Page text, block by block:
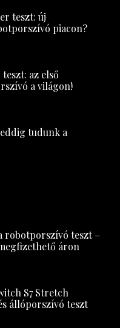
teszt: új
piacon?
az első
a világon!
tudunk a
robotporszívó teszt –
áron
S7 Stretch
állóporszívó teszt